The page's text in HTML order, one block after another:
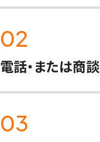
02
電話・または商談
03